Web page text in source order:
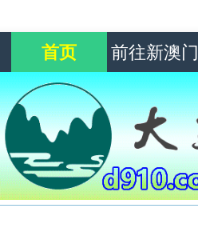
首页 前往新澳门